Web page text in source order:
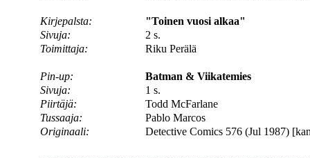
Kirjepalsta:
"Toinen vuosi alkaa"
Sivuja:
2 s.
Toimittaja:
Riku Perälä
Pin-up:
Batman & Viikatemies
Sivuja:
1 s.
Piirtäjä:
Todd McFarlane
Tussaaja:
Pablo Marcos
Originaali:
Detective Comics 576 (Jul 1987)